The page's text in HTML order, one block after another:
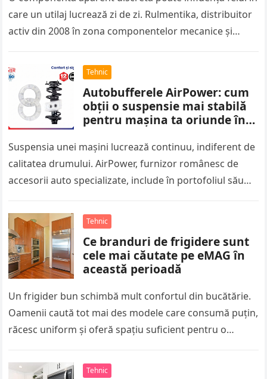
care un utilaj lucrează zi de zi. Rulmentika, distribuitor
activ din 2008 în zona componentelor mecanice și
Tehnic
Autobufferele AirPower: cum
obții o suspensie mai stabilă
pentru mașina ta oriunde în
Suspensia unei mașini lucrează continuu, indiferent de
calitatea drumului. AirPower, furnizor românesc de
accesorii auto specializate, include în portofoliul său
absoarbă…
Tehnic
Ce branduri de frigidere sunt
cele mai căutate pe eMAG în
această perioadă
Un frigider bun schimbă mult confortul din bucătărie.
Oamenii caută tot mai des modele care consumă puțin,
răcesc uniform și oferă spațiu suficient pentru o
Tehnic